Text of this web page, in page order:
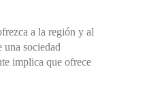
a la región y al
sociedad
implica que ofrece